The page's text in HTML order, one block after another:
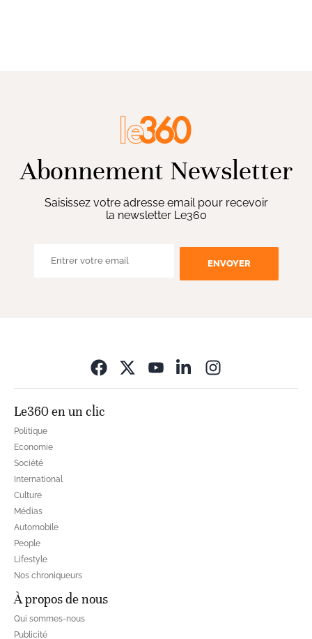
Abonnement Newsletter
Saisissez votre adresse email pour recevoir
la newsletter Le360
ENVOYER
Le360 en un clic
Politique
Economie
Société
International
Culture
Médias
Automobile
People
Lifestyle
Nos chroniqueurs
À propos de nous
Qui sommes-nous
Publicité